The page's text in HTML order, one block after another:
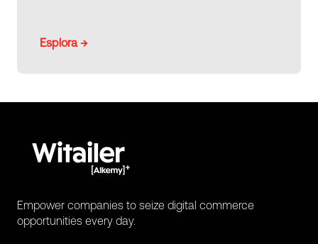
Esplora →
Empower companies to seize digital commerce
opportunities every day.